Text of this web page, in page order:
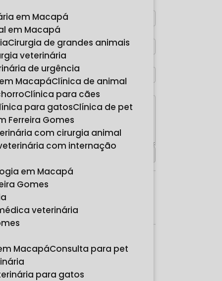
em Macapá
em Macapá
Cirurgia de grandes animais
veterinária
de urgência
Macapá Clínica de animal
Clínica para cães
para gatos Clínica de pet
Ferreira Gomes
com cirurgia animal
veterinária com internação
em Macapá
Gomes
veterinária
Macapá Consulta para pet
para gatos
Digite seu email
Digite seu telefone
Mensagem
Orçamento por Whatsapp
Orçamento pelo Telefone
Páginas
Relacionadas